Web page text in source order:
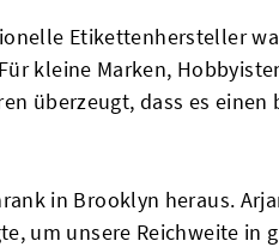
Etikettenhersteller
kleine Marken,
überzeugt, dass es einen
in Brooklyn heraus.
um unsere Reichweite in